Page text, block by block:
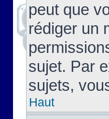
peut que
rédiger un
sujet. Par
sujets,
Haut